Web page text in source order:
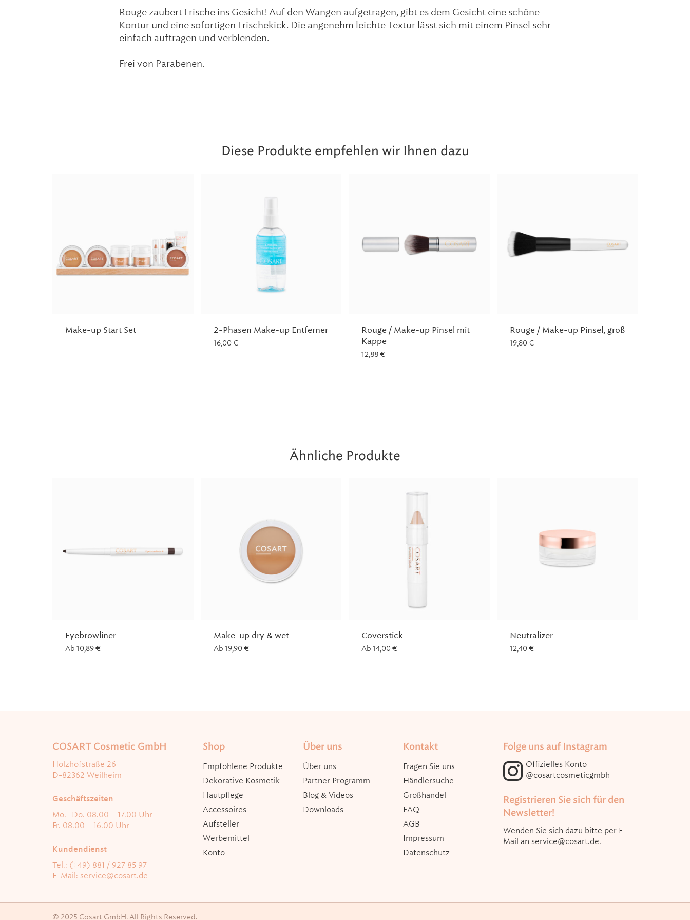
Rouge zaubert Frische ins Gesicht! Auf den Wangen aufgetragen, gibt es dem Gesicht eine schöne
Kontur und eine sofortigen Frischekick. Die angenehm leichte Textur lässt sich mit einem Pinsel sehr
einfach auftragen und verblenden.
Frei von Parabenen.
Diese Produkte empfehlen wir Ihnen dazu
Make-up Start Set 2-Phasen Make-up Entferner
16,00 €
Rouge / Make-up Pinsel mit
Kappe
12,88€
Rouge / Make-up Pinsel, groß
19,80 €
Ähnliche Produkte
Eyebrowliner
Ab 10,89€
Make-up dry & wet
Ab 19,90 €
Coverstick
Ab 14,00 €
Neutralizer
12,40 €
COSART Cosmetic GmbH
Holzhofstraße 26
D-82362 Weilheim
Geschäftszeiten
Mo.- Do. 08.00 – 17.00 Uhr
Fr. 08.00 – 16.00 Uhr
Kundendienst
Tel.: (+49) 881 / 927 85 97
E-Mail: service@cosart.de
Shop
Empfohlene Produkte
Dekorative Kosmetik
Hautpflege
Accessoires
Aufsteller
Werbemittel
Konto
Über uns
Über uns
Partner Programm
Blog & Videos
Downloads
Kontakt
Fragen Sie uns
Händlersuche
Großhandel
FAQ
AGB
Impressum
Datenschutz
Folge uns auf Instagram
Offizielles Konto
@cosartcosmeticgmbh
Registrieren Sie sich für den
Newsletter!
Wenden Sie sich dazu bitte per E-
Mail an service@cosart.de.
© 2025 Cosart GmbH. All Rights Reserved.